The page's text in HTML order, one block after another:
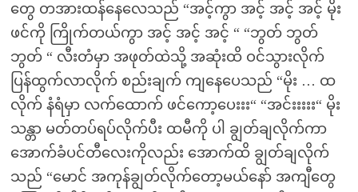
တွေ တအားထန်နေလေသည် “အင့်ကွာ အင့် အင့် အင့် မိုး
ဖင်ကို ကြိုက်တယ်ကွာ အင့် အင့် အင့် “ “ဘွတ် ဘွတ်
ဘွတ် “ လီးတံမှာ အဖုတ်ထဲသို့ အဆုံးထိ ဝင်သွားလိုက်
ပြန်ထွက်လာလိုက် စည်းချက် ကျနေပေသည် “မိုး … ထ
လိုက် နံရံမှာ လက်ထောက် ဖင်ကော့ပေးးး“ “အင်းးးးး“ မိုး
သန္တာ မတ်တပ်ရပ်လိုက်ပီး ထမီကို ပါ ချွတ်ချလိုက်ကာ
အောက်ခံပင်တီလေးကိုလည်း အောက်ထိ ချွတ်ချလိုက်
သည် “မောင် အကုန်ချွတ်လိုက်တော့မယ်နော် အကျီတွေ